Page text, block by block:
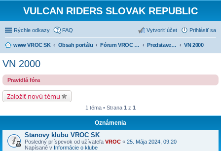
VULCAN RIDERS SLOVAK REPUBLIC
Rýchle odkazy FAQ Prihlásiť sa
Vytvoriť účet
www VROC SK Obsah portálu Fórum VROC SK Predstavenie strojov VN 2000
VN 2000
Pravidlá fóra
Založiť novú tému
1 téma • Strana 1 z 1
Oznámenia
Stanovy klubu VROC SK
Posledný príspevok od užívateľa VROC « 25. Mája 2024, 09:20
Napísané v Informácie o klube